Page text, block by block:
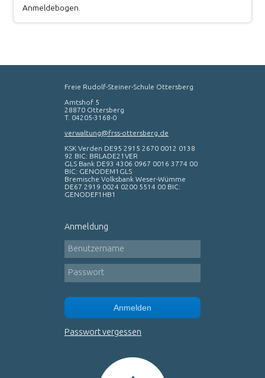
Anmeldebogen.
Freie Rudolf-Steiner-Schule Ottersberg
Amtshof 5
28870 Ottersberg
T. 04205-3168-0
verwaltung@frss-ottersberg.de
KSK Verden DE95 2915 2670 0012 0138
92 BIC: BRLADE21VER
GLS Bank DE93 4306 0967 0016 3774 00
BIC: GENODEM1GLS
Bremische Volksbank Weser-Wümme
DE67 2919 0024 0200 5514 00 BIC:
GENODEF1HB1
Anmeldung
Benutzername
Passwort
Anmelden
Passwort vergessen